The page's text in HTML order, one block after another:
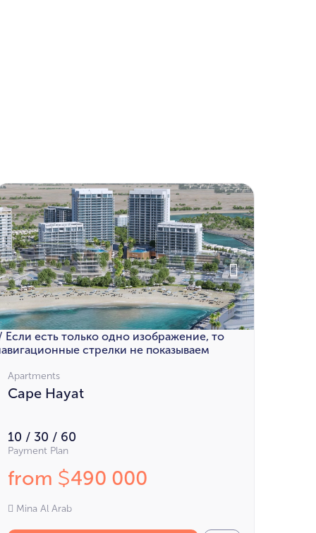
Если есть только одно изображение, то
стрелки не показываем
Apartments
Cape Hayat
10 / 30 / 60
Payment Plan
from $490 000
Mina Al Arab